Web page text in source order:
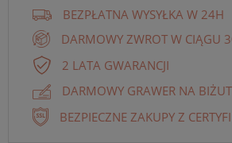
BEZPŁATNA WYSYŁKA W 24H
DARMOWY ZWROT W CIĄGU
2 LATA GWARANCJI
DARMOWY GRAWER NA
BEZPIECZNE ZAKUPY Z